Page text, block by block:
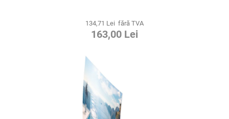
134,71 Lei fără TVA
163,00 Lei